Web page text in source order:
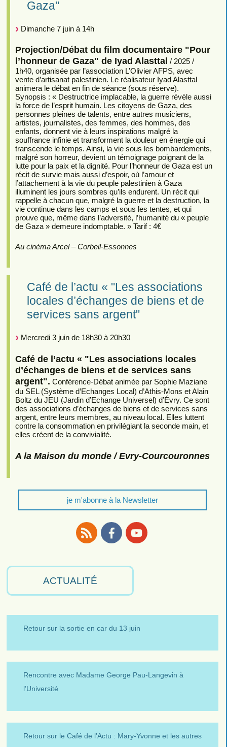
Gaza"
Dimanche 7 juin à 14h
Projection/Débat du film documentaire "Pour
l’honneur de Gaza" de Iyad Alasttal / 2025 /
1h40, organisée par l’association L’Olivier AFPS, avec
vente d’artisanat palestinien. Le réalisateur Iyad Alasttal
animera le débat en fin de séance (sous réserve).
Synopsis : « Destructrice implacable, la guerre révèle aussi
la force de l’esprit humain. Les citoyens de Gaza, des
personnes pleines de talents, entre autres musiciens,
artistes, journalistes, des femmes, des hommes, des
enfants, donnent vie à leurs inspirations malgré la
souffrance infinie et transforment la douleur en énergie qui
transcende le temps. Ainsi, la vie sous les bombardements,
malgré son horreur, devient un témoignage poignant de la
lutte pour la paix et la dignité. Pour l’honneur de Gaza est un
récit de survie mais aussi d’espoir, où l’amour et
l’attachement à la vie du peuple palestinien à Gaza
illuminent les jours sombres qu’ils endurent. Un récit qui
rappelle à chacun que, malgré la guerre et la destruction, la
vie continue dans les camps et sous les tentes, et qui
prouve que, même dans l’adversité, l’humanité du « peuple
de Gaza » demeure indomptable. » Tarif : 4€
Au cinéma Arcel – Corbeil-Essonnes
Café de l’actu « "Les associations
locales d’échanges de biens et de
services sans argent"
Mercredi 3 juin de 18h30 à 20h30
Café de l’actu « "Les associations locales
d’échanges de biens et de services sans
argent". Conférence-Débat animée par Sophie Maziane
du SEL (Système d’Echanges Local) d’Athis-Mons et Alain
Boltz du JEU (Jardin d’Echange Universel) d’Évry. Ce sont
des associations d’échanges de biens et de services sans
argent, entre leurs membres, au niveau local. Elles luttent
contre la consommation en privilégiant la seconde main, et
elles créent de la convivialité.
A la Maison du monde / Evry-Courcouronnes
je m'abonne à la Newsletter
ACTUALITÉ
Retour sur la sortie en car du 13 juin
Rencontre avec Madame George Pau-Langevin à
l’Université
Retour sur le Café de l’Actu : Mary-Yvonne et les autres